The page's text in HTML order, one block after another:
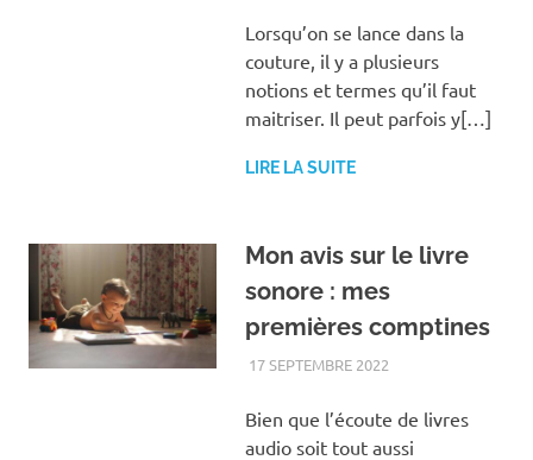
Lorsqu’on se lance dans la
couture, il y a plusieurs
notions et termes qu’il faut
maitriser. Il peut parfois y[…]
LIRE LA SUITE
Mon avis sur le livre
sonore : mes
premières comptines
17 SEPTEMBRE 2022
Bien que l’écoute de livres
audio soit tout aussi